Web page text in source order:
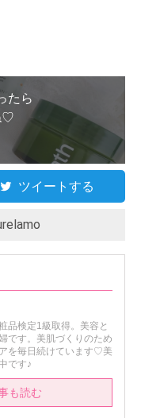
たら
♡
ツイートする
品検定1級取得。美容と
です。美肌づくりのため
を毎日続けています♡美
です♪
も読む